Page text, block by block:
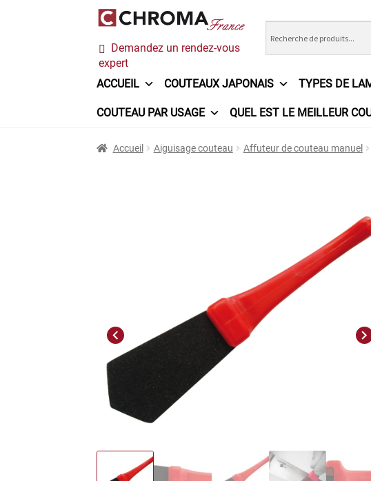
Aller
à
la
navigation
Aller
au
contenu
Demandez un rendez-vous
expert
ACCUEIL COUTEAUX JAPONAIS TYPES DE
COUTEAU PAR USAGE QUEL EST LE MEILLEUR
AccueilChroma France Commande Conditions
Accueil Aiguisage couteau Affuteur de couteau manuel
Previous